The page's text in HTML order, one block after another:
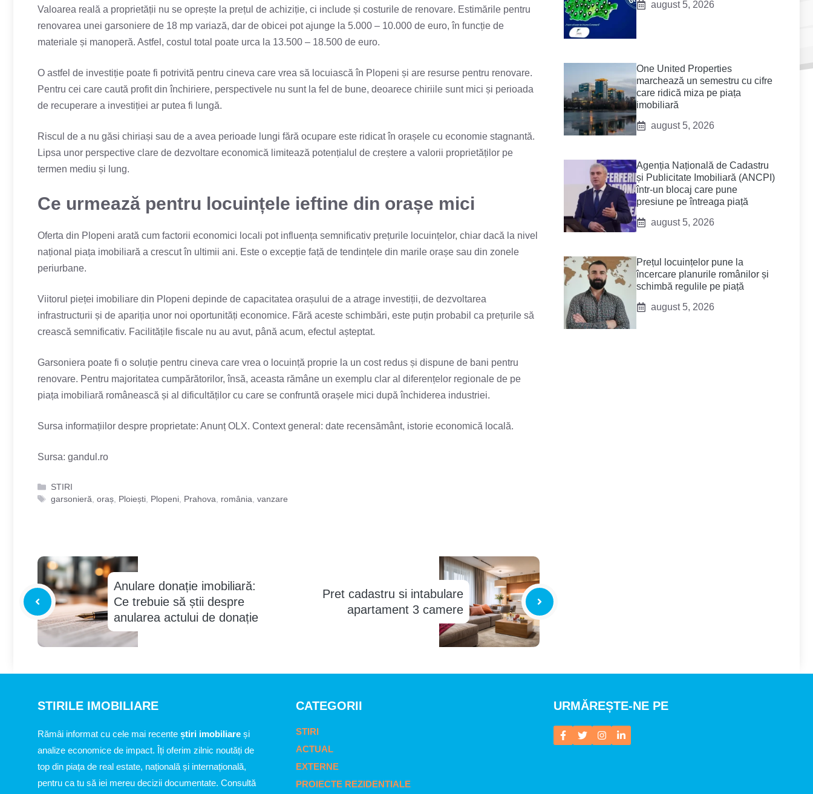
Valoarea reală a proprietății nu se oprește la prețul de achiziție, ci include și costurile de renovare. Estimările pentru
renovarea unei garsoniere de 18 mp variază, dar de obicei pot ajunge la 5.000 – 10.000 de euro, în funcție de
materiale și manoperă. Astfel, costul total poate urca la 13.500 – 18.500 de euro.
O astfel de investiție poate fi potrivită pentru cineva care vrea să locuiască în Plopeni și are resurse pentru renovare.
Pentru cei care caută profit din închiriere, perspectivele nu sunt la fel de bune, deoarece chiriile sunt mici și perioada
de recuperare a investiției ar putea fi lungă.
Riscul de a nu găsi chiriași sau de a avea perioade lungi fără ocupare este ridicat în orașele cu economie stagnantă.
Lipsa unor perspective clare de dezvoltare economică limitează potențialul de creștere a valorii proprietăților pe
termen mediu și lung.
Ce urmează pentru locuințele ieftine din orașe mici
Oferta din Plopeni arată cum factorii economici locali pot influența semnificativ prețurile locuințelor, chiar dacă la nivel
național piața imobiliară a crescut în ultimii ani. Este o excepție față de tendințele din marile orașe sau din zonele
periurbane.
Viitorul pieței imobiliare din Plopeni depinde de capacitatea orașului de a atrage investiții, de dezvoltarea
infrastructurii și de apariția unor noi oportunități economice. Fără aceste schimbări, este puțin probabil ca prețurile să
crească semnificativ. Facilitățile fiscale nu au avut, până acum, efectul așteptat.
Garsoniera poate fi o soluție pentru cineva care vrea o locuință proprie la un cost redus și dispune de bani pentru
renovare. Pentru majoritatea cumpărătorilor, însă, aceasta rămâne un exemplu clar al diferențelor regionale de pe
piața imobiliară românească și al dificultăților cu care se confruntă orașele mici după închiderea industriei.
Sursa informațiilor despre proprietate: Anunț OLX. Context general: date recensământ, istorie economică locală.
Sursa: gandul.ro
Categorii
STIRI
Etichete
garsonieră, oraș, Ploiești, Plopeni, Prahova, românia, vanzare
Anulare donație imobiliară:
Ce trebuie să știi despre
anularea actului de donație
Pret cadastru si intabulare
apartament 3 camere
august 5, 2026
One United Properties
marchează un semestru cu cifre
care ridică miza pe piața
imobiliară
august 5, 2026
Agenția Națională de Cadastru
și Publicitate Imobiliară (ANCPI)
într-un blocaj care pune
presiune pe întreaga piață
august 5, 2026
Prețul locuințelor pune la
încercare planurile românilor și
schimbă regulile pe piață
august 5, 2026
STIRILE IMOBILIARE
Rămâi informat cu cele mai recente știri imobiliare și
analize economice de impact. Îți oferim zilnic noutăți de
top din piața de real estate, națională și internațională,
pentru ca tu să iei mereu decizii documentate. Consultă
CATEGORII
STIRI
ACTUAL
EXTERNE
PROIECTE REZIDENTIALE
URMĂREȘTE-NE PE